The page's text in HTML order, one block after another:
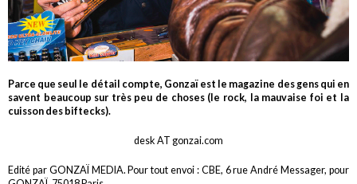
Parce que seul le détail compte, Gonzaï est le magazine des gens qui en
savent beaucoup sur très peu de choses (le rock, la mauvaise foi et la
cuisson des biftecks).
desk AT gonzai.com
Edité par GONZAÏ MEDIA. Pour tout envoi : CBE, 6 rue André Messager, pour